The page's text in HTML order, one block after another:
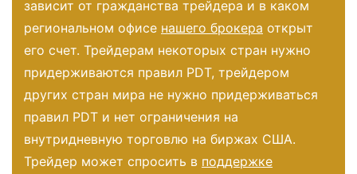
зависит от гражданства трейдера и в каком
региональном офисе нашего брокера открыт
его счет. Трейдерам некоторых стран нужно
придерживаются правил PDT, трейдером
других стран мира не нужно придерживаться
правил PDT и нет ограничения на
внутридневную торговлю на биржах США.
Трейдер может спросить в поддержке